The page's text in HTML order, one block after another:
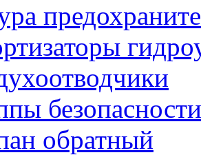
безопасности
обратный